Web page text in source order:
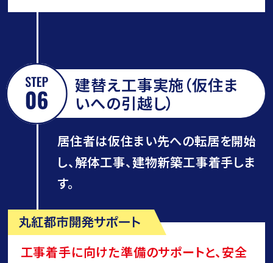
建替え工事実施（仮住ま
いへの引越し）
居住者は仮住まい先への転居を開始
し、解体工事、建物新築工事着手しま
す。
工事着手に向けた準備のサポートと、安全